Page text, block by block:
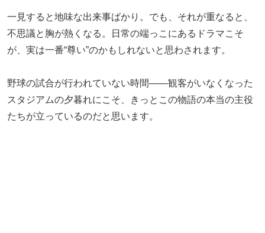
一見すると地味な出来事ばかり。でも、それが重なると、
不思議と胸が熱くなる。日常の端っこにあるドラマこそ
が、実は一番“尊い”のかもしれないと思わされます。
野球の試合が行われていない時間――観客がいなくなった
スタジアムの夕暮れにこそ、きっとこの物語の本当の主役
たちが立っているのだと思います。